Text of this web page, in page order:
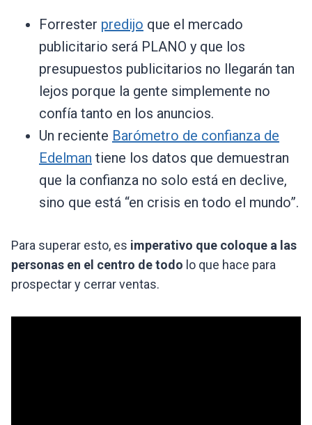
Forrester predijo que el mercado
publicitario será PLANO y que los
presupuestos publicitarios no llegarán tan
lejos porque la gente simplemente no
confía tanto en los anuncios.
Un reciente Barómetro de confianza de
Edelman tiene los datos que demuestran
que la confianza no solo está en declive,
sino que está “en crisis en todo el mundo”.
Para superar esto, es imperativo que coloque a las
personas en el centro de todo lo que hace para
prospectar y cerrar ventas.